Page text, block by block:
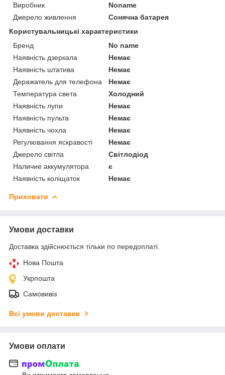
Виробник
Noname
Джерело живлення
Сонячна батарея
Користувальницькі характеристики
Бренд
No name
Наявність дзеркала
Немає
Наявність штатива
Немає
Деражатель для телефона
Немає
Температура света
Холодний
Наявність лупи
Немає
Наявність пульта
Немає
Наявність чохла
Немає
Регулювання яскравості
Немає
Джерело світла
Світлодіод
Наличие аккумулятора
є
Наявність коліщаток
Немає
Приховати
Умови доставки
Доставка здійснюється тільки по передоплаті.
Нова Пошта
Укрпошта
Самовивіз
Всі умови доставки
Умови оплати